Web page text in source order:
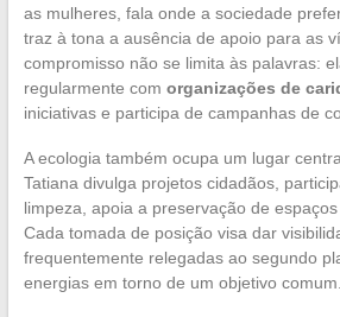
as mulheres, fala onde a sociedade
traz à tona a ausência de apoio para as
compromisso não se limita às palavras:
regularmente com organizações de
iniciativas e participa de campanhas de
A ecologia também ocupa um lugar
Tatiana divulga projetos cidadãos,
limpeza, apoia a preservação de
Cada tomada de posição visa dar
frequentemente relegadas ao segundo
energias em torno de um objetivo comum.